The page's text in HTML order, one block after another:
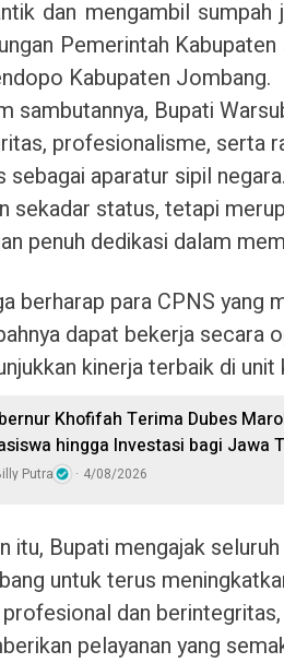
dan mengambil
Pemerintah
Kabupaten Jombang.
sambutannya, Bupati
profesionalisme, serta
sebagai aparatur sipil
sekadar status, tetapi
penuh dedikasi dalam
berharap para CPNS yang
dapat bekerja secara
kinerja terbaik di
Khofifah Terima Dubes
hingga Investasi bagi Jawa
Putra 4/08/2026
itu, Bupati mengajak
untuk terus
dan
pelayanan yang